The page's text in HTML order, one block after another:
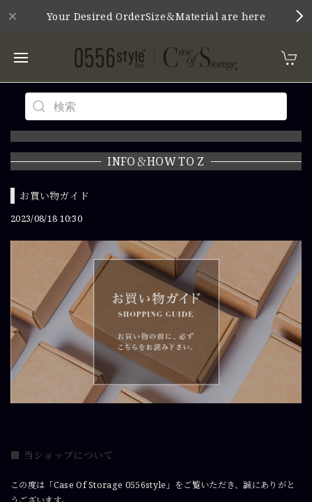
Your Desired OrderSize＆Material are here
INFO＆HOW TO Z
お買い物ガイド
2023/08/18 10:30
■ 当ショップについて
この度は「Case Of Storage 0556style」をご覧いただき、誠にありがと